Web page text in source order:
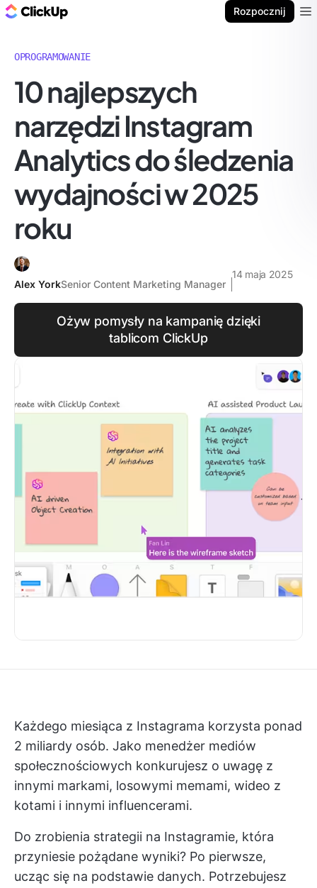
Rozpocznij
OPROGRAMOWANIE
10 najlepszych
narzędzi Instagram
Analytics do śledzenia
wydajności w 2025
roku
Alex YorkSenior Content Marketing Manager
14 maja 2025
Ożyw pomysły na kampanię dzięki
tablicom ClickUp
Każdego miesiąca z Instagrama korzysta ponad
2 miliardy osób. Jako menedżer mediów
społecznościowych konkurujesz o uwagę z
innymi markami, losowymi memami, wideo z
kotami i innymi influencerami.
Do zrobienia strategii na Instagramie, która
przyniesie pożądane wyniki? Po pierwsze,
ucząc się na podstawie danych. Potrzebujesz